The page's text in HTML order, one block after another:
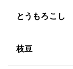
真緑色で真っ直
クール便にて
とうもろこし
枝豆